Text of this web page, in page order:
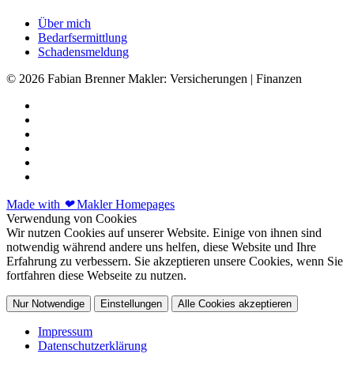
Über mich
Bedarfsermittlung
Schadensmeldung
© 2026 Fabian Brenner Makler: Versicherungen | Finanzen
Made with ❤Makler Homepages
Verwendung von Cookies
Wir nutzen Cookies auf unserer Website. Einige von ihnen sind
notwendig während andere uns helfen, diese Website und Ihre
Erfahrung zu verbessern. Sie akzeptieren unsere Cookies, wenn Sie
fortfahren diese Webseite zu nutzen.
Nur Notwendige Einstellungen Alle Cookies akzeptieren
Impressum
Datenschutzerklärung